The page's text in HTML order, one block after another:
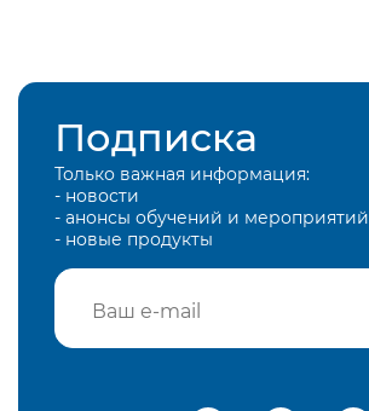
Подписка
Только важная информация:
- новости
- анонсы обучений и мероприятий
- новые продукты